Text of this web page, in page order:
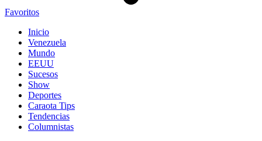
Favoritos
Inicio
Venezuela
Mundo
EEUU
Sucesos
Show
Deportes
Caraota Tips
Tendencias
Columnistas